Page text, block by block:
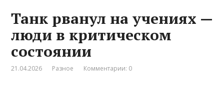
Танк рванул на учениях —
люди в критическом
состоянии
21.04.2026 Разное Комментарии: 0